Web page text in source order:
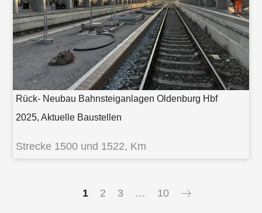
Rück- Neubau Bahnsteiganlagen Oldenburg Hbf
2025, Aktuelle Baustellen
Strecke 1500 und 1522, Km
1 2 3 … 10